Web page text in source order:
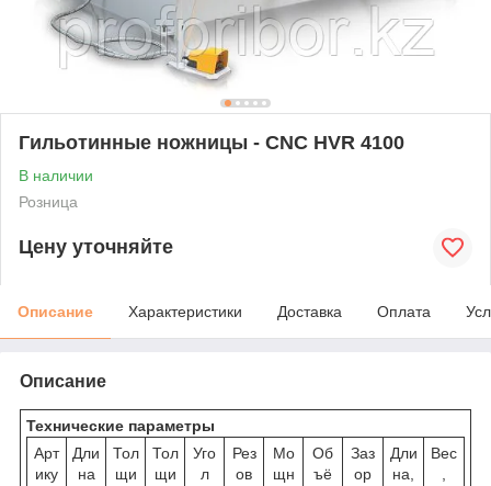
Гильотинные ножницы - CNC HVR 4100
В наличии
Розница
Цену уточняйте
Описание Характеристики Доставка Оплата
Описание
Технические параметры
Арт
ику
Дли
на
Тол
щи
Тол
щи
Уго
л
Рез
ов
Мо
щн
Об
ъё
Заз
ор
Дли
на,
Вес